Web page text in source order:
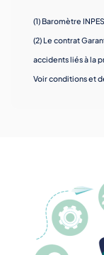
(1) Baromètre
(2) Le contrat
accidents liés à la
Voir conditions et